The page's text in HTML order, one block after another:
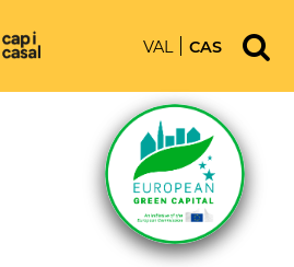
VAL CAS